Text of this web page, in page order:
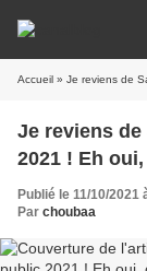
Accueil » Je reviens de
Je reviens
2021 ! Eh
Publié le 11/10/2021
Par choubaa